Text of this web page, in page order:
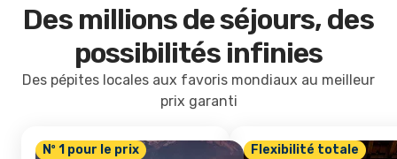
Des millions de séjours, des
possibilités infinies
Des pépites locales aux favoris mondiaux au meilleur
prix garanti
Nº 1 pour le prix Flexibilité totale